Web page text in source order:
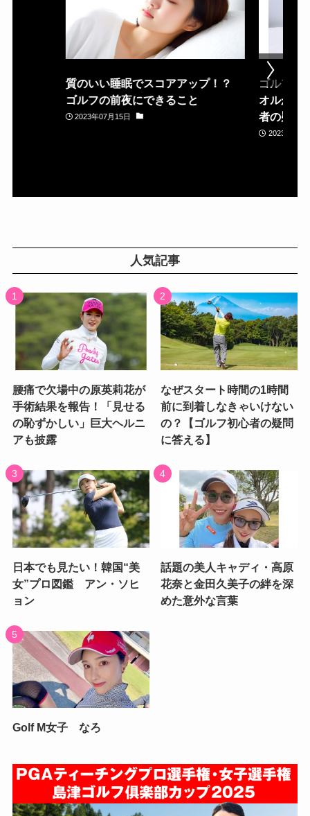
質のいい睡眠でスコアアップ！？
ゴルフの前夜にできること
2023年07月15日
ゴルフ場
オルが置
者の疑問
2023年05月
人気記事
腰痛で欠場中の原英莉花が
手術結果を報告！「見せる
の恥ずかしい」巨大ヘルニ
アも披露
なぜスタート時間の1時間
前に到着しなきゃいけない
の？【ゴルフ初心者の疑問
に答える】
日本でも見たい！韓国“美
女”プロ図鑑 アン・ソヒ
ョン
話題の美人キャディ・高原
花奈と金田久美子の絆を深
めた意外な言葉
Golf M女子 なろ